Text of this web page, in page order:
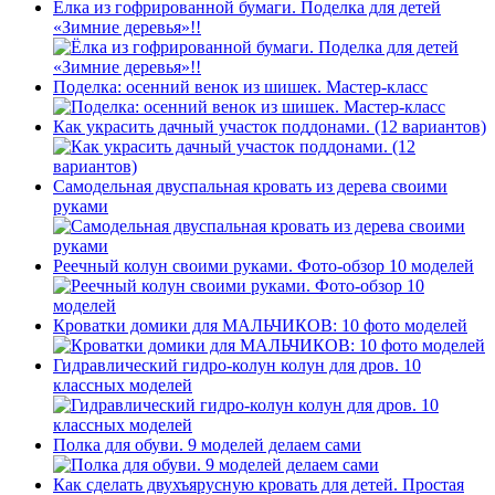
Ёлка из гофрированной бумаги. Поделка для детей
«Зимние деревья»!!
Поделка: осенний венок из шишек. Мастер-класс
Как украсить дачный участок поддонами. (12 вариантов)
Самодельная двуспальная кровать из дерева своими
руками
Реечный колун своими руками. Фото-обзор 10 моделей
Кроватки домики для МАЛЬЧИКОВ: 10 фото моделей
Гидравлический гидро-колун колун для дров. 10
классных моделей
Полка для обуви. 9 моделей делаем сами
Как сделать двухъярусную кровать для детей. Простая